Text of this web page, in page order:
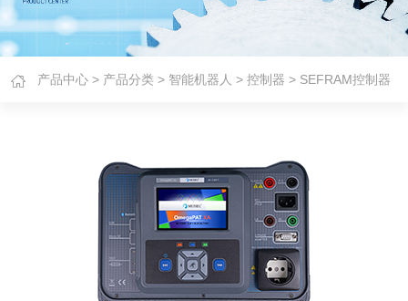
产品中心 > 产品分类 > 智能机器人 >控制器 > SEFRAM控制器